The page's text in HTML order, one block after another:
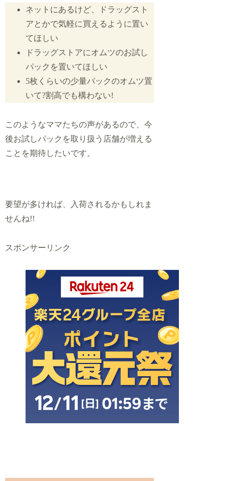
ネットにあるけど、ドラッグスト
アとかで気軽に買えるように置い
てほしい
ドラッグストアにオムツのお試し
パックを置いてほしい
5枚くらいの少量パックのオムツ置
いて?割高でも構わない!
このようなママたちの声があるので、今
後お試しパックを取り扱う店舗が増える
ことを期待したいです。
要望が多ければ、入荷されるかもしれま
せんね!!
スポンサーリンク